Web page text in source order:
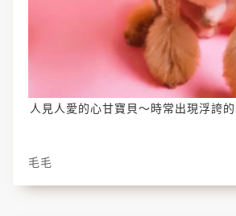
人見人愛的心甘寶貝～時常出現浮誇的
毛毛